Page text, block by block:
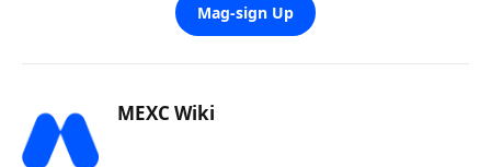
Mag-sign Up
MEXC Wiki